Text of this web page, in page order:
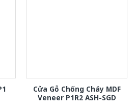
Cửa Gỗ Chống Cháy MDF
Veneer P1R2 ASH-SGD